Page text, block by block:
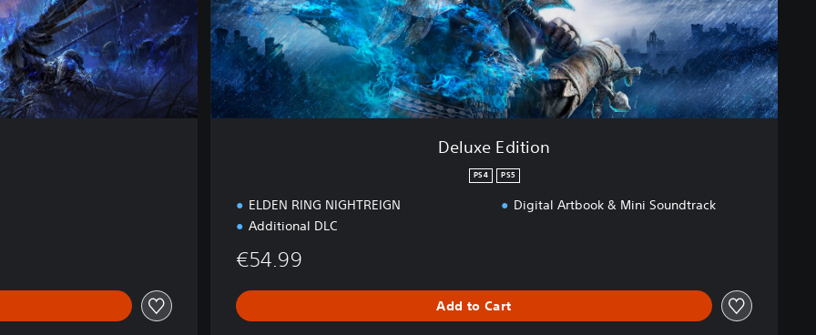
o
n
Deluxe Edition
PS4 PS5
ELDEN RING NIGHTREIGN
Additional DLC
Digital Artbook & Mini Soundtrack
€54.99
Add to Cart